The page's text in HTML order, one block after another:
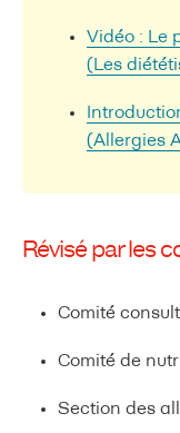
Vidéo : Le
(Les
(Allergies
Révisé par les
Comité
Comité de
Section des